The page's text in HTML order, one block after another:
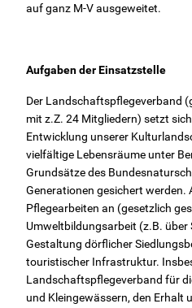
HzE
Lerntherapie
Über uns
Karriere
auf ganz M-V ausgeweitet.
Aufgaben der Einsatzstelle
Der Landschaftspflegeverband
mit z.Z. 24 Mitgliedern) setzt
Entwicklung unserer
vielfältige Lebensräume unter
Grundsätze des
Generationen gesichert werden.
Pflegearbeiten an (gesetzlich
Umweltbildungsarbeit (z.B.
Gestaltung dörflicher
touristischer Infrastruktur.
Landschaftspflegeverband für
und Kleingewässern, den Erhalt